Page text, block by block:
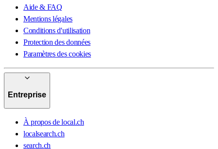
Aide & FAQ
Mentions légales
Conditions d'utilisation
Protection des données
Paramètres des cookies
Entreprise
À propos de local.ch
localsearch.ch
search.ch